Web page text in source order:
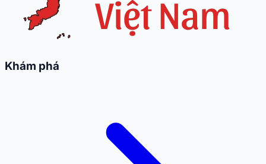
Khám phá